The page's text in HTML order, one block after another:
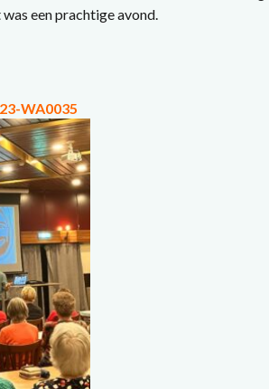
een prachtige avond.
WA0035